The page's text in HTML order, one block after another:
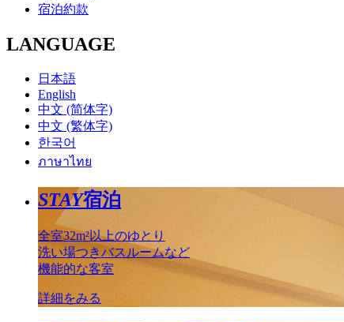
宿泊約款
LANGUAGE
日本語
English
中文 (简体字)
中文 (繁体字)
한국어
ภาษาไทย
STAY宿泊
全室32m²以上のゆとり
洗い場つきバスルームなど
機能的な客室
詳細をみる